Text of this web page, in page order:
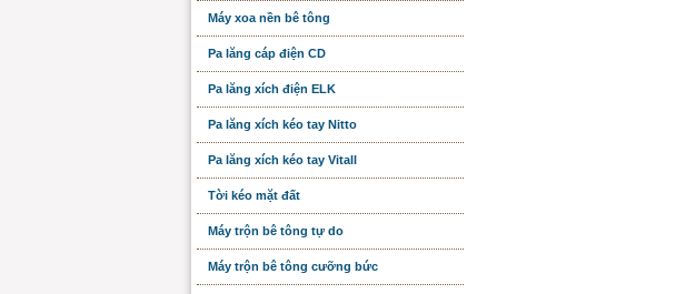
Máy xoa nền bê tông
Pa lăng cáp điện CD
Pa lăng xích điện ELK
Pa lăng xích kéo tay Nitto
Pa lăng xích kéo tay Vitall
Tời kéo mặt đất
Máy trộn bê tông tự do
Máy trộn bê tông cưỡng bức